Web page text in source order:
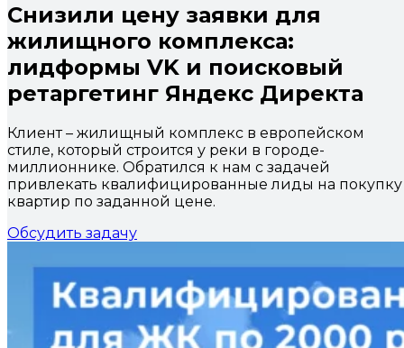
Снизили цену заявки для
жилищного комплекса:
лидформы VK и поисковый
ретаргетинг Яндекс Директа
Клиент – жилищный комплекс в европейском
стиле, который строится у реки в городе-
миллионнике. Обратился к нам с задачей
привлекать квалифицированные лиды на покупку
квартир по заданной цене.
Обсудить задачу